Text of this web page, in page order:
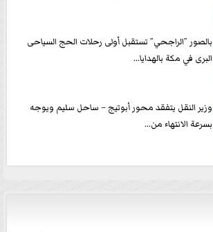
بالصور ”الراجحي” تستقبل أولى رحلات الحج السياحى
البرى في مكة بالهدايا...
وزير النقل يتفقد محور أبوتيج – ساحل سليم ويوجه
بسرعة الانتهاء من...